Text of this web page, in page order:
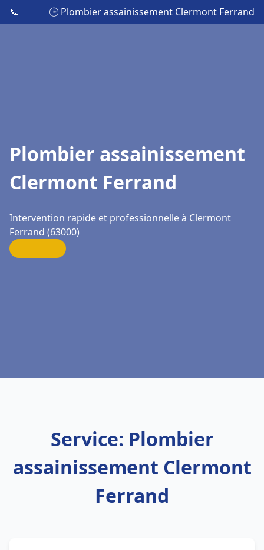
📞 🕒 Plombier assainissement Clermont Ferrand
Plombier assainissement
Clermont Ferrand
Intervention rapide et professionnelle à Clermont
Ferrand (63000)
Service: Plombier
assainissement Clermont
Ferrand